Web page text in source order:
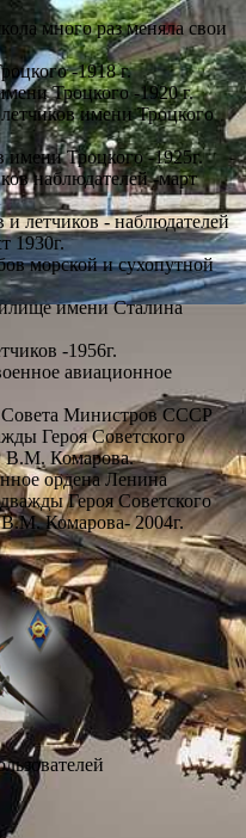
много раз меняла свои
-1918 г.
Троцкого -1920 г.
имени Троцкого
имени Троцкого -1925г.
наблюдателей -март
и летчиков - наблюдателей
1930г.
морской и сухопутной
имени Сталина
-1956г.
авиационное
Совета Министров СССР
Героя Советского
В.М. Комарова.
ордена Ленина
Героя Советского
Комарова- 2004г.